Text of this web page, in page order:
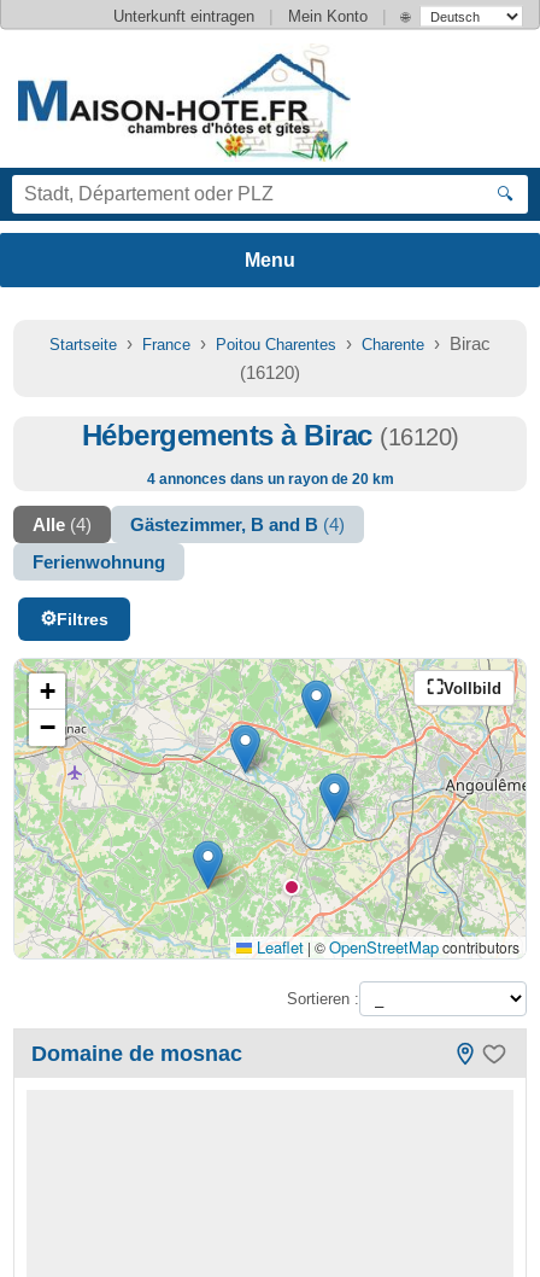
Unterkunft eintragen | Mein Konto | 🌐
🔍
Startseite › France › Poitou Charentes › Charente › Birac
(16120)
Hébergements à Birac (16120)
4 annonces dans un rayon de 20 km
Alle (4) Gästezimmer, B and B (4)
Ferienwohnung
Filtres
Vollbild
+
−
Leaflet | ©OpenStreetMapcontributors
Sortieren :
Domaine de mosnac